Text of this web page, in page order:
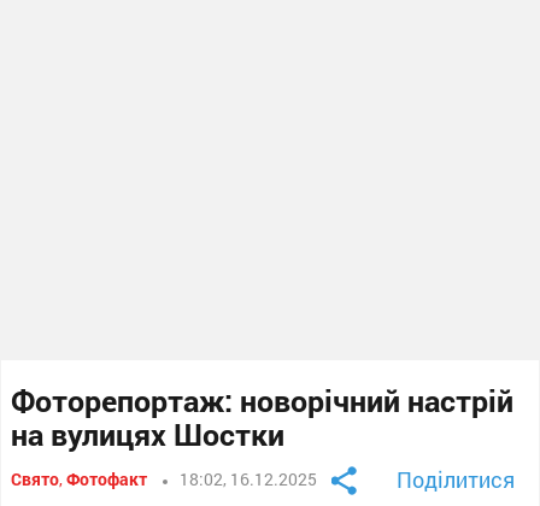
Фоторепортаж: новорічний настрій
на вулицях Шостки
Свято,Фотофакт 18:02, 16.12.2025 Поділитися